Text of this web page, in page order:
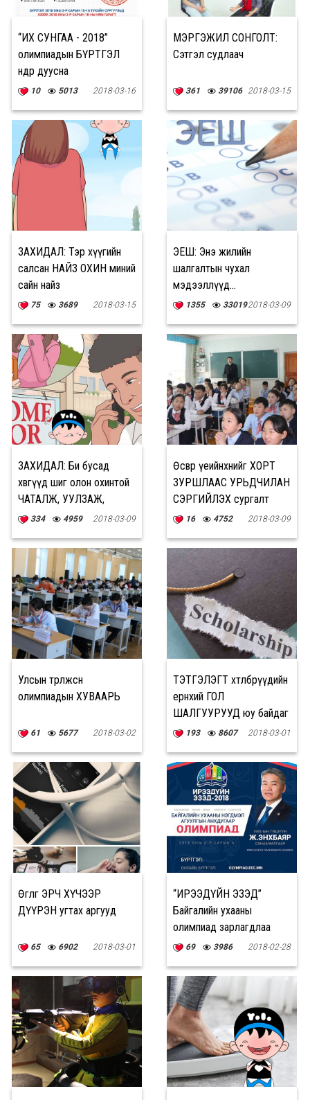
“ИХ СУНГАА - 2018”
олимпиадын БҮРТГЭЛ
өнөөдөр дуусна
10 5013 2018-03-16
МЭРГЭЖИЛ СОНГОЛТ:
Сэтгэл судлаач
361 39106 2018-03-15
ЗАХИДАЛ: Тэр хүүгийн
салсан НАЙЗ ОХИН миний
сайн найз
75 3689 2018-03-15
ЭЕШ: Энэ жилийн
шалгалтын чухал
мэдээллүүд...
1355 330192018-03-09
ЗАХИДАЛ: Би бусад
хөвгүүд шиг олон охинтой
ЧАТАЛЖ, УУЛЗАЖ,
ХАРИЛЦААГАА ТАСАЛЖ
334 4959 2018-03-09
Өсвөр үеийнхнийг ХОРТ
ЗУРШЛААС УРЬДЧИЛАН
СЭРГИЙЛЭХ сургалт
зохион байгууллаа
16 4752 2018-03-09
Улсын төрөлжсөн
олимпиадын ХУВААРЬ
61 5677 2018-03-02
ТЭТГЭЛЭГТ хөтөлбөрүүдийн
ерөнхий ГОЛ
ШАЛГУУРУУД юу байдаг
вэ?193 8607 2018-03-01
Өглөөг ЭРЧ ХҮЧЭЭР
ДҮҮРЭН угтах аргууд
65 6902 2018-03-01
“ИРЭЭДҮЙН ЭЗЭД”
Байгалийн ухааны
олимпиад зарлагдлаа
69 3986 2018-02-28